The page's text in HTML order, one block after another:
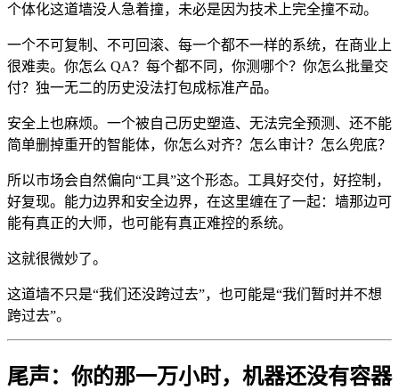
个体化这道墙没人急着撞，未必是因为技术上完全撞不动。
一个不可复制、不可回滚、每一个都不一样的系统，在商业上
很难卖。你怎么 QA？每个都不同，你测哪个？你怎么批量交
付？独一无二的历史没法打包成标准产品。
安全上也麻烦。一个被自己历史塑造、无法完全预测、还不能
简单删掉重开的智能体，你怎么对齐？怎么审计？怎么兜底？
所以市场会自然偏向“工具”这个形态。工具好交付，好控制，
好复现。能力边界和安全边界，在这里缠在了一起：墙那边可
能有真正的大师，也可能有真正难控的系统。
这就很微妙了。
这道墙不只是“我们还没跨过去”，也可能是“我们暂时并不想
跨过去”。
尾声：你的那一万小时，机器还没有容器